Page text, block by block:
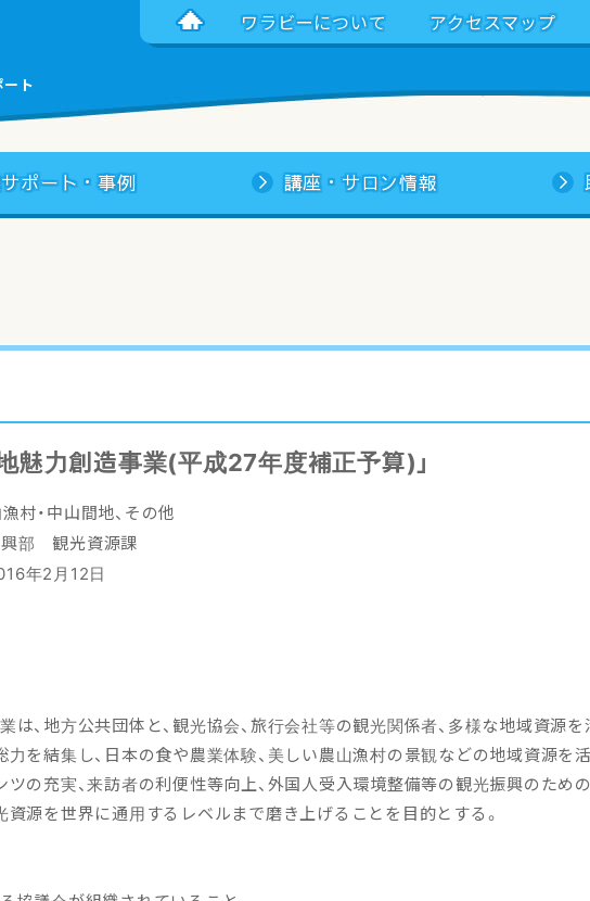
ワラビーについて アクセスマップ
ート
ポート・事例 講座・サロン情報
魅力創造事業(平成27年度補正予算)」
村・中山間地、その他
部 観光資源課
年2月12日
、地方公共団体と、観光協会、旅行会社等の観光関係者、多様な地域資源を
力を結集し、日本の食や農業体験、美しい農山漁村の景観などの地域資源を
ツの充実、来訪者の利便性等向上、外国人受入環境整備等の観光振興のため
源を世界に通用するレベルまで磨き上げることを目的とする。